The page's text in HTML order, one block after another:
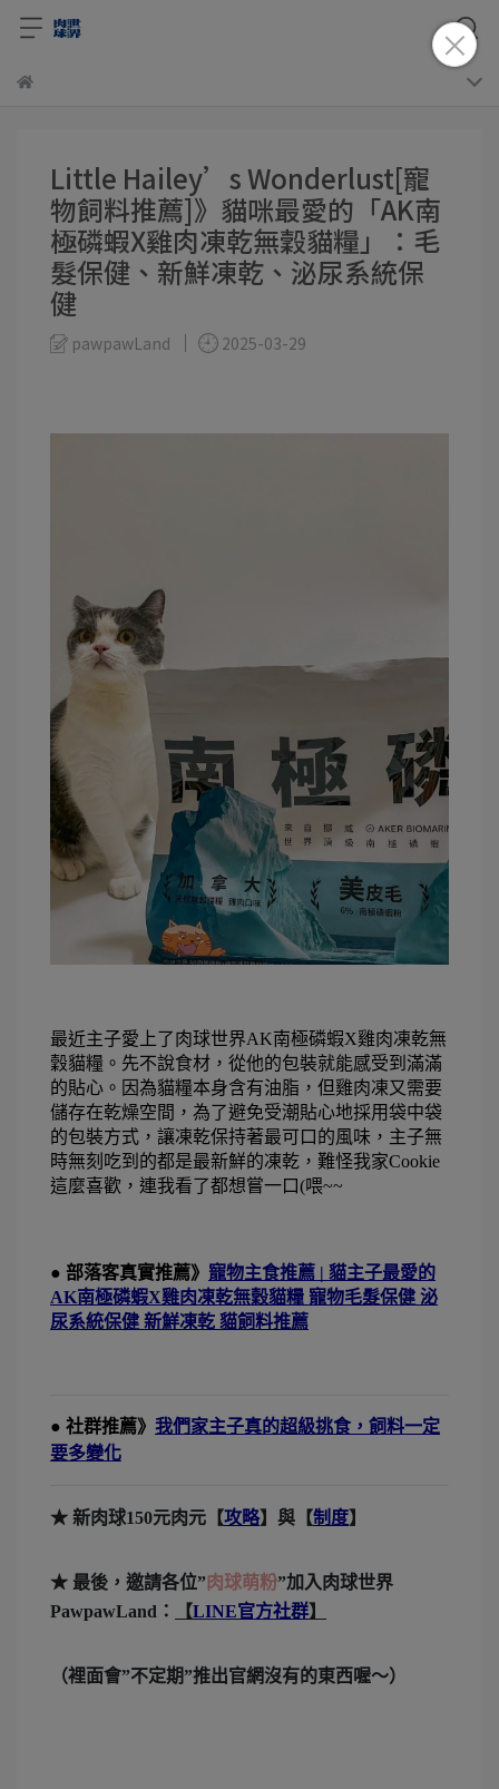
Little Hailey’s Wonderlust[寵
物飼料推薦]》貓咪最愛的「AK南
極磷蝦X雞肉凍乾無穀貓糧」：毛
髮保健、新鮮凍乾、泌尿系統保
健
pawpawLand 2025-03-29
最近主子愛上了肉球世界AK南極磷蝦X雞肉凍乾無
穀貓糧。先不說食材，從他的包裝就能感受到滿滿
的貼心。因為貓糧本身含有油脂，但雞肉凍又需要
儲存在乾燥空間，為了避免受潮貼心地採用袋中袋
的包裝方式，讓凍乾保持著最可口的風味，主子無
時無刻吃到的都是最新鮮的凍乾，難怪我家Cookie
這麼喜歡，連我看了都想嘗一口(喂~~
● 部落客真實推薦》 寵物主食推薦 | 貓主子最愛的
AK南極磷蝦X雞肉凍乾無穀貓糧 寵物毛髮保健 泌
尿系統保健 新鮮凍乾 貓飼料推薦
● 社群推薦》 我們家主子真的超級挑食，飼料一定
要多變化
★ 新肉球150元肉元【攻略】與【制度】
★ 最後，邀請各位”肉球萌粉”加入肉球世界
PawpawLand：
【LINE官方社群】
（裡面會”不定期”推出官網沒有的東西喔～）